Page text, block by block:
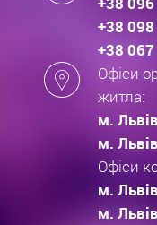
+38
+38
Офіси
житла:
м.
м.
Офіси
м.
м.